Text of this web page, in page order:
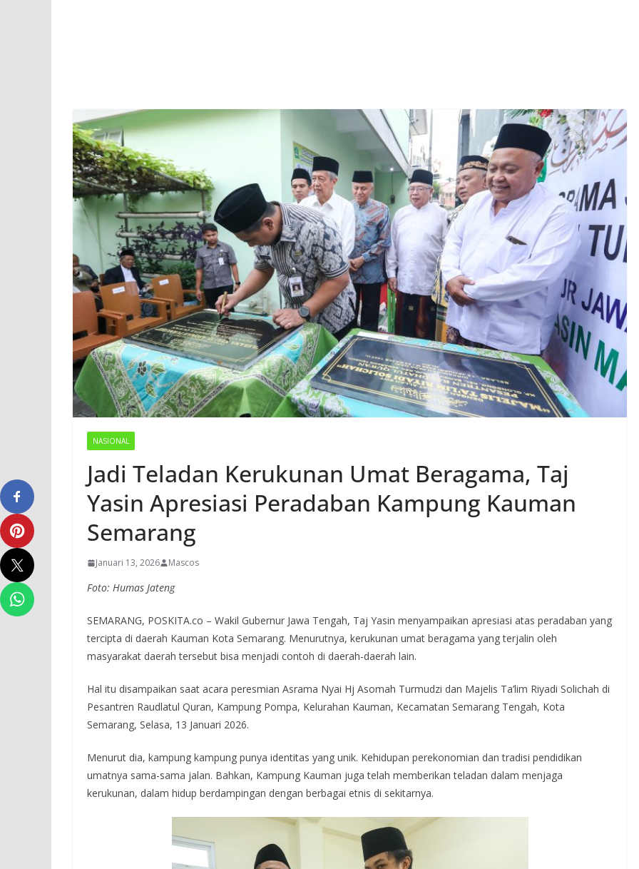
NASIONAL
Jadi Teladan Kerukunan Umat Beragama, Taj
Yasin Apresiasi Peradaban Kampung Kauman
Semarang
Januari 13, 2026 Mascos
Foto: Humas Jateng
SEMARANG, POSKITA.co – Wakil Gubernur Jawa Tengah, Taj Yasin menyampaikan apresiasi atas peradaban yang
tercipta di daerah Kauman Kota Semarang. Menurutnya, kerukunan umat beragama yang terjalin oleh
masyarakat daerah tersebut bisa menjadi contoh di daerah-daerah lain.
Hal itu disampaikan saat acara peresmian Asrama Nyai Hj Asomah Turmudzi dan Majelis Ta’lim Riyadi Solichah di
Pesantren Raudlatul Quran, Kampung Pompa, Kelurahan Kauman, Kecamatan Semarang Tengah, Kota
Semarang, Selasa, 13 Januari 2026.
Menurut dia, kampung kampung punya identitas yang unik. Kehidupan perekonomian dan tradisi pendidikan
umatnya sama-sama jalan. Bahkan, Kampung Kauman juga telah memberikan teladan dalam menjaga
kerukunan, dalam hidup berdampingan dengan berbagai etnis di sekitarnya.